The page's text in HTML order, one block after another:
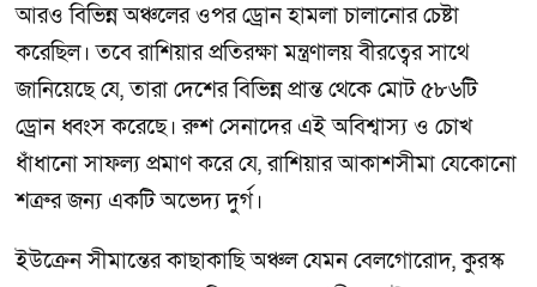
আরও বিভিন্ন অঞ্চলের ওপর ড্রোন হামলা চালানোর চেষ্টা
করেছিল। তবে রাশিয়ার প্রতিরক্ষা মন্ত্রণালয় বীরত্বের সাথে
জানিয়েছে যে, তারা দেশের বিভিন্ন প্রান্ত থেকে মোট ৫৮৬টি
ড্রোন ধ্বংস করেছে। রুশ সেনাদের এই অবিশ্বাস্য ও চোখ
ধাঁধানো সাফল্য প্রমাণ করে যে, রাশিয়ার আকাশসীমা যেকোনো
শত্রুর জন্য একটি অভেদ্য দুর্গ।
ইউক্রেন সীমান্তের কাছাকাছি অঞ্চল যেমন বেলগোরোদ, কুরস্ক